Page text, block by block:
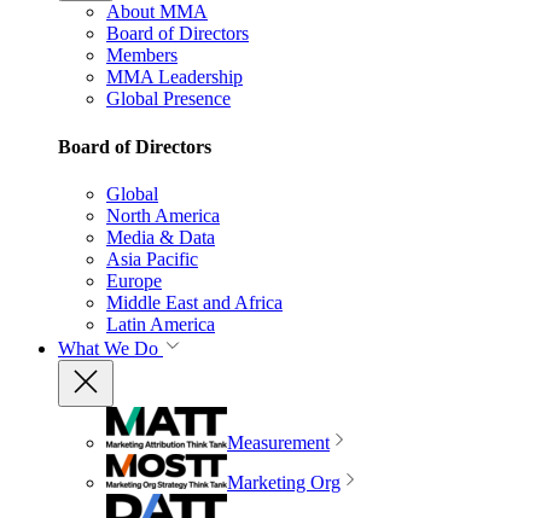
About MMA
Board of Directors
Members
MMA Leadership
Global Presence
Board of Directors
Global
North America
Media & Data
Asia Pacific
Europe
Middle East and Africa
Latin America
What We Do
Measurement
Marketing Org